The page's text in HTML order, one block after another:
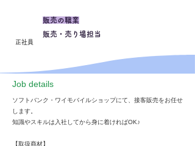
正社員
販売の職業
販売・売り場担当
​Job details
ソフトバンク・ワイモバイルショップにて、接客販売をお任せ
します。
知識やスキルは入社してから身に着ければOK♪
【取扱商材】